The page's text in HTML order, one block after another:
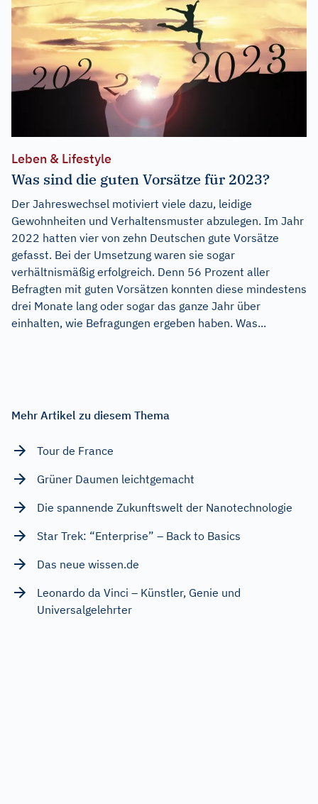
Leben & Lifestyle
Was sind die guten Vorsätze für 2023?
Der Jahreswechsel motiviert viele dazu, leidige
Gewohnheiten und Verhaltensmuster abzulegen. Im Jahr
2022 hatten vier von zehn Deutschen gute Vorsätze
gefasst. Bei der Umsetzung waren sie sogar
verhältnismäßig erfolgreich. Denn 56 Prozent aller
Befragten mit guten Vorsätzen konnten diese mindestens
drei Monate lang oder sogar das ganze Jahr über
einhalten, wie Befragungen ergeben haben. Was...
Mehr Artikel zu diesem Thema
Tour de France
Grüner Daumen leichtgemacht
Die spannende Zukunftswelt der Nanotechnologie
Star Trek: “Enterprise” – Back to Basics
Das neue wissen.de
Leonardo da Vinci – Künstler, Genie und
Universalgelehrter